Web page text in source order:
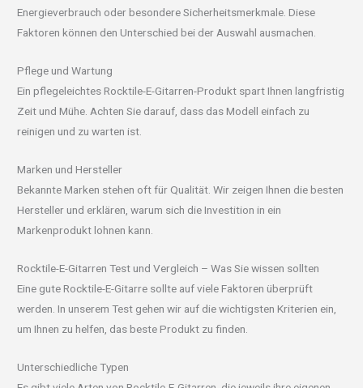
Energieverbrauch oder besondere Sicherheitsmerkmale. Diese
Faktoren können den Unterschied bei der Auswahl ausmachen.
Pflege und Wartung
Ein pflegeleichtes Rocktile-E-Gitarren-Produkt spart Ihnen langfristig
Zeit und Mühe. Achten Sie darauf, dass das Modell einfach zu
reinigen und zu warten ist.
Marken und Hersteller
Bekannte Marken stehen oft für Qualität. Wir zeigen Ihnen die besten
Hersteller und erklären, warum sich die Investition in ein
Markenprodukt lohnen kann.
Rocktile-E-Gitarren Test und Vergleich – Was Sie wissen sollten
Eine gute Rocktile-E-Gitarre sollte auf viele Faktoren überprüft
werden. In unserem Test gehen wir auf die wichtigsten Kriterien ein,
um Ihnen zu helfen, das beste Produkt zu finden.
Unterschiedliche Typen